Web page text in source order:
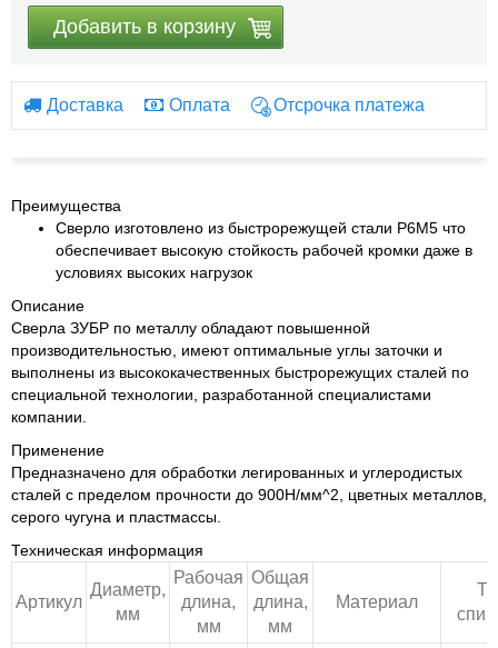
Добавить в корзину
Доставка Оплата Отсрочка платежа
Преимущества
Сверло изготовлено из быстрорежущей стали Р6М5 что
обеспечивает высокую стойкость рабочей кромки даже в
условиях высоких нагрузок
Описание
Сверла ЗУБР по металлу обладают повышенной
производительностью, имеют оптимальные углы заточки и
выполнены из высококачественных быстрорежущих сталей по
специальной технологии, разработанной специалистами
компании.
Применение
Предназначено для обработки легированных и углеродистых
сталей с пределом прочности до 900Н/мм^2, цветных металлов,
серого чугуна и пластмассы.
Техническая информация
Артикул
Диаметр,
мм
Рабочая
длина,
мм
Общая
длина,
мм
Материал